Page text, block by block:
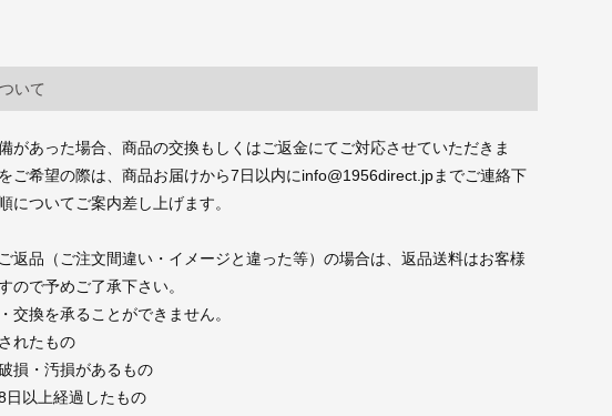
いて
があった場合、商品の交換もしくはご返金にてご対応させていただきま
ご希望の際は、商品お届けから7日以内にinfo@1956direct.jpまでご連絡下
についてご案内差し上げます。
返品（ご注文間違い・イメージと違った等）の場合は、返品送料はお客様
ので予めご了承下さい。
交換を承ることができません。
れたもの
損・汚損があるもの
日以上経過したもの